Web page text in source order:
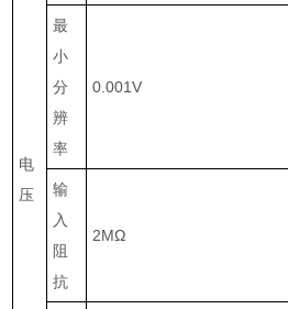
电
压
最
小
分
辨
率
0.001V
输
入
阻
抗
2MΩ